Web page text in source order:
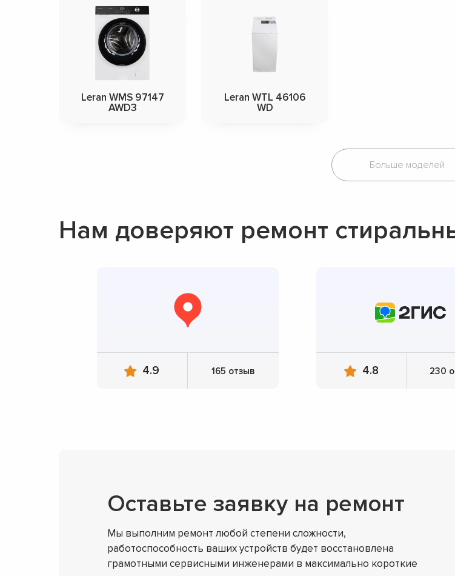
Leran WMS 97147
AWD3
Leran WTL 46106
WD
Больше моделей
Нам доверяют ремонт
4.9 165 отзыв 4.8 230
Оставьте заявку на ремонт
Мы выполним ремонт любой степени сложности,
работоспособность ваших устройств будет восстановлена
грамотными сервисными инженерами в максимально короткие